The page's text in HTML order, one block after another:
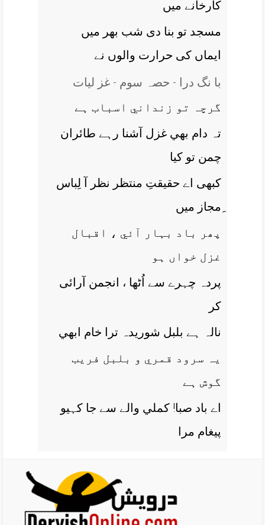
کارخانے ميں
مسجد تو بنا دی شب بھر ميں
ايماں کی حرارت والوں نے
با نگ درا - حصہ سوم - غز ليات
گرچہ تو زنداني اسباب ہے
تہ دام بھي غزل آشنا رہے طائران
چمن تو کيا
کبھی اے حقيقتِ منتظر نظر آ لِباس
ِمجاز ميں
پھر باد بہار آئي ، اقبال
غزل خواں ہو
پردہ چہرے سے اُٹھا ، انجمن آرائی
کر
نالہ ہے بلبل شوريدہ ترا خام ابھي
يہ سرود قمري و بلبل فريب
گوش ہے
اے باد صبا! کملي والے سے جا کہيو
پيغام مرا